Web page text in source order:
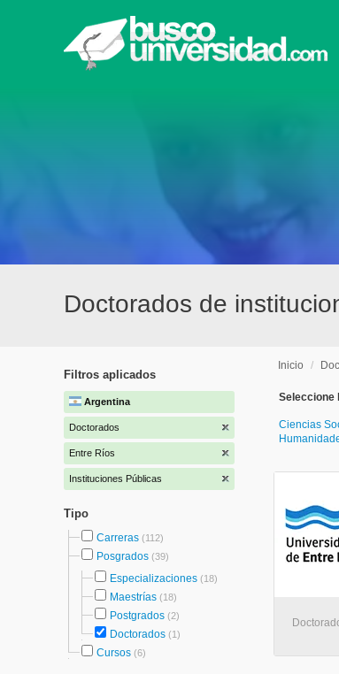
Doctorados de
Filtros aplicados
Argentina
Doctorados
Entre Ríos
Instituciones Públicas
Tipo
Carreras (112)
Posgrados (39)
Especializaciones (18)
Maestrías (18)
Postgrados (2)
Doctorados (1)
Cursos (6)
Inicio /
Seleccione
Ciencias